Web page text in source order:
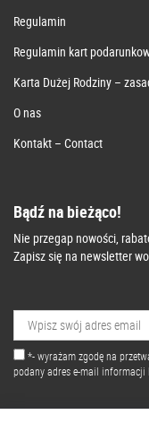
Regulamin
Regulamin kart
Karta Dużej Rodziny –
O nas
Kontakt – Contact
Bądź na bieżąco!
Nie przegap nowości,
Zapisz się na newsletter
*- wyrażam zgodę na
podany adres e-mail informacji